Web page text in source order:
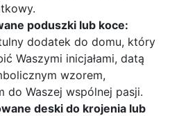
poduszki lub koce:
dodatek do domu, który
Waszymi inicjałami, datą
wzorem,
do Waszej wspólnej pasji.
deski do krojenia lub